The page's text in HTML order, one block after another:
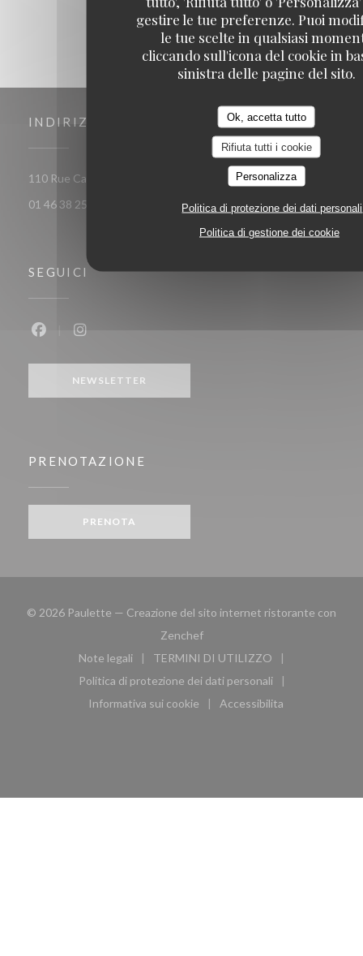
gestire le tue preferenze. Puoi
le tue scelte in qualsiasi
cliccando sull'icona del cookie in
sinistra delle pagine del sito.
Ok, accetta tutto
Rifiuta tutti i cookie
Personalizza
Politica di protezione dei dati personali
Politica di gestione dei cookie
INDIRIZZO
110 Rue Camille Desmoulins 92130 ISSY LES MOULINEAUX
01 46 38 25 77
SEGUICI
NEWSLETTER
PRENOTAZIONE
PRENOTA
© 2026 Paulette — Creazione del sito internet ristorante con
Zenchef((apre una nuova finestra))
Note legali
((apre una nuova finestra))
TERMINI DI UTILIZZO
((apre una nuova finestra))
Politica di protezione dei dati personali
((apre una nuova finestra))
Informativa sui cookie
((apre una nuova finestra))
Accessibilita